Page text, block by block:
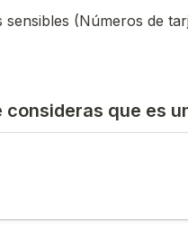
sensibles (Números de
consideras que es